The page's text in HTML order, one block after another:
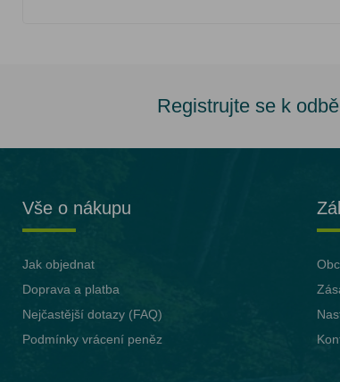
Registrujte se k
Vše o nákupu
Jak objednat
Doprava a platba
Nejčastější dotazy (FAQ)
Podmínky vrácení peněz